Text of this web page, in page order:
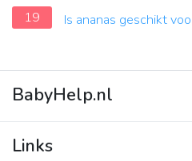
19
Is ananas geschikt
BabyHelp.nl
Vraag & Antwoord
Links